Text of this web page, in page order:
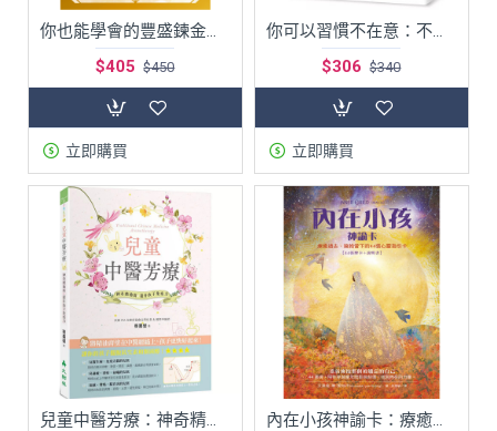
你也能學會的豐盛鍊金術：14天清除限制信念與金錢匱乏感，重啟你的豐盛之路
$405 $450
立即購買
你可以習慣不在意：不內耗、不執著、不迷惘的62個心態重整練習
$306 $340
立即購買
兒童中醫芳療：神奇精油膏提升孩子免疫力
內在小孩神諭卡：療癒過去、擁抱當下的44張心靈指引卡 Inner Child Oracle